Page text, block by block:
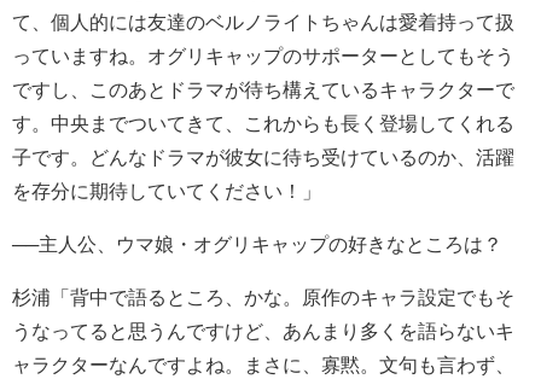
て、個人的には友達のベルノライトちゃんは愛着持って扱
っていますね。オグリキャップのサポーターとしてもそう
ですし、このあとドラマが待ち構えているキャラクターで
す。中央までついてきて、これからも長く登場してくれる
子です。どんなドラマが彼女に待ち受けているのか、活躍
を存分に期待していてください！」
──主人公、ウマ娘・オグリキャップの好きなところは？
杉浦「背中で語るところ、かな。原作のキャラ設定でもそ
うなってると思うんですけど、あんまり多くを語らないキ
ャラクターなんですよね。まさに、寡黙。文句も言わず、